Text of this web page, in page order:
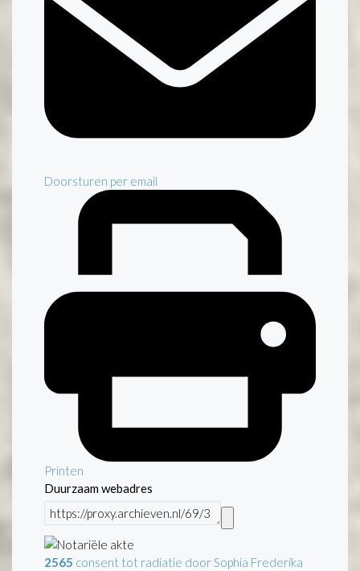
Doorsturen per email
Printen
Duurzaam webadres
2565 consent tot radiatie door Sophia Frederika